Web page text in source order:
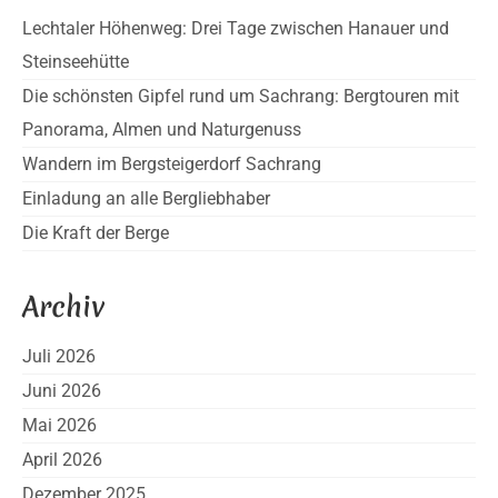
Lechtaler Höhenweg: Drei Tage zwischen Hanauer und
Steinseehütte
Die schönsten Gipfel rund um Sachrang: Bergtouren mit
Panorama, Almen und Naturgenuss
Wandern im Bergsteigerdorf Sachrang
Einladung an alle Bergliebhaber
Die Kraft der Berge
Archiv
Juli 2026
Juni 2026
Mai 2026
April 2026